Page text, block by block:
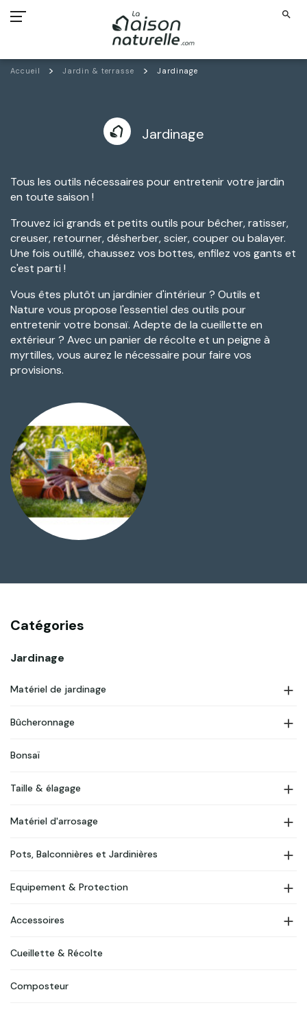
search
Accueil Jardin & terrasse Jardinage
Jardinage
Tous les outils nécessaires pour entretenir votre jardin
en toute saison !
Trouvez ici grands et petits outils pour bêcher, ratisser,
creuser, retourner, désherber, scier, couper ou balayer.
Une fois outillé, chaussez vos bottes, enfilez vos gants et
c'est parti !
Vous êtes plutôt un jardinier d'intérieur ? Outils et
Nature vous propose l'essentiel des outils pour
entretenir votre bonsaï. Adepte de la cueillette en
extérieur ? Avec un panier de récolte et un peigne à
myrtilles, vous aurez le nécessaire pour faire vos
provisions.
Catégories
Jardinage
Matériel de jardinage 
Bûcheronnage 
Bonsaï
Taille & élagage 
Matériel d'arrosage 
Pots, Balconnières et Jardinières 
Equipement & Protection 
Accessoires 
Cueillette & Récolte
Composteur